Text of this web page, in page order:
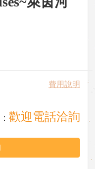
費用說明
歡迎電話洽詢